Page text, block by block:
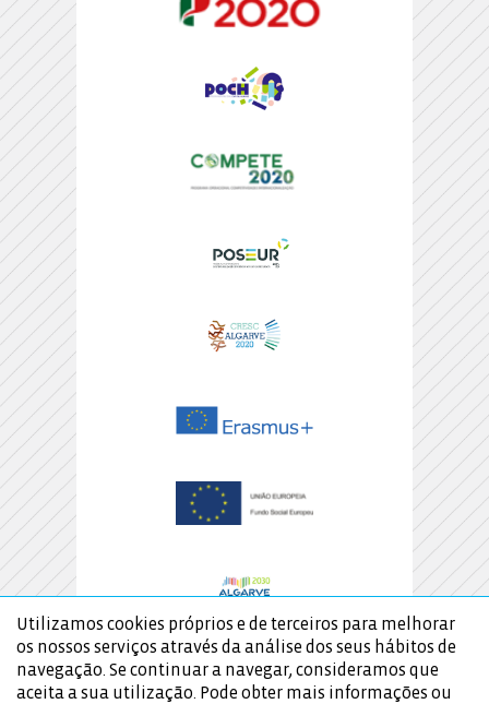
Utilizamos cookies próprios e de terceiros para melhorar
os nossos serviços através da análise dos seus hábitos de
navegação. Se continuar a navegar, consideramos que
aceita a sua utilização. Pode obter mais informações ou